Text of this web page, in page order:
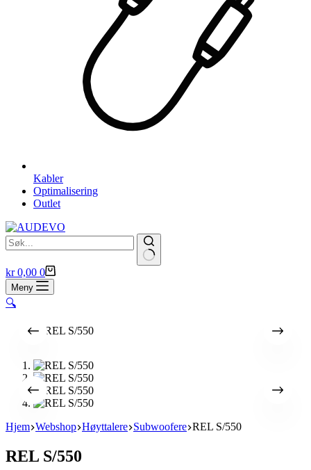
Kabler
Optimalisering
Outlet
Handlekurv
kr0,00 0
Meny
🔍
Hjem Webshop Høyttalere Subwoofere REL S/550
REL S/550